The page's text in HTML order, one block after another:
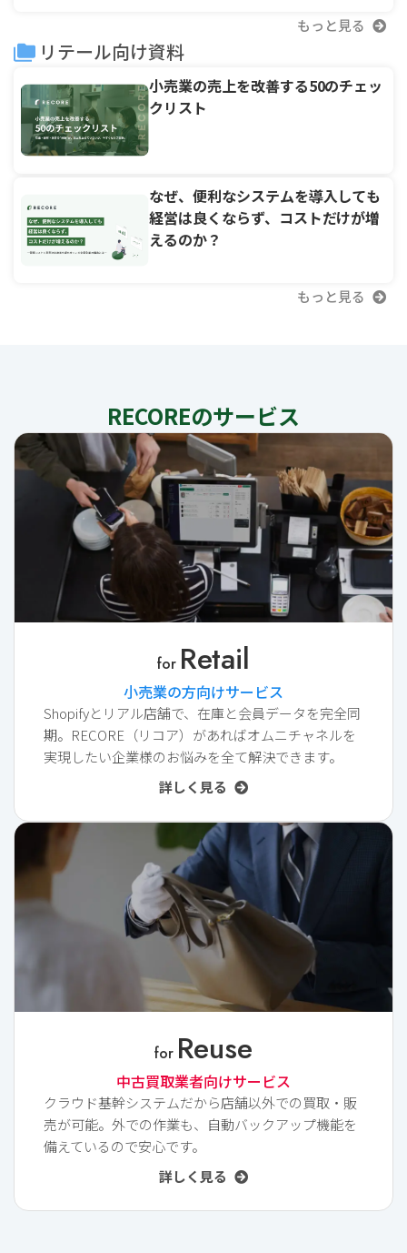
もっと見る
リテール向け資料
小売業の売上を改善する50のチェッ
クリスト
なぜ、便利なシステムを導入しても
経営は良くならず、コストだけが増
えるのか？
もっと見る
RECOREのサービス
for Retail
小売業の方向けサービス
Shopifyとリアル店舗で、在庫と会員データを完全同
期。RECORE（リコア）があればオムニチャネルを
実現したい企業様のお悩みを全て解決できます。
詳しく見る
for Reuse
中古買取業者向けサービス
クラウド基幹システムだから店舗以外での買取・販
売が可能。外での作業も、自動バックアップ機能を
備えているので安心です。
詳しく見る